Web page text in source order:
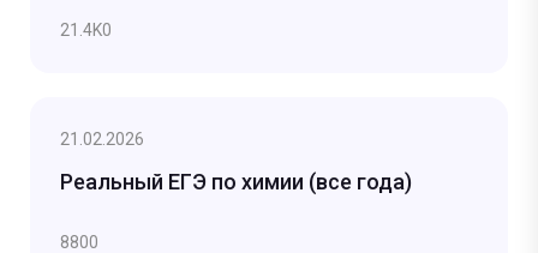
21.4K0
21.02.2026
Реальный ЕГЭ по химии (все года)
8800